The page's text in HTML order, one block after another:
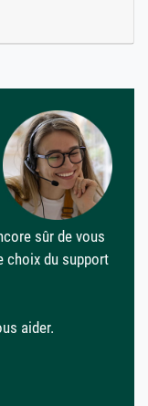
sûr de vous
choix du support
aider.